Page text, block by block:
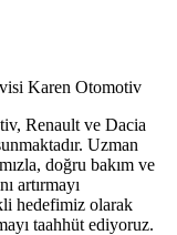
Karen Otomotiv
Renault ve Dacia
Uzman
doğru bakım ve
artırmayı
hedefimiz olarak
taahhüt ediyoruz.